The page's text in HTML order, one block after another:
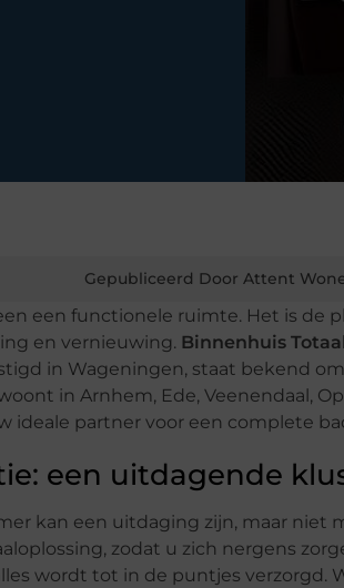
Gepubliceerd Door Attent
een functionele ruimte. Het is de
en vernieuwing. Binnenhuis
in Wageningen, staat bekend
in Arnhem, Ede, Veenendaal,
ideale partner voor een complete
een uitdagende
kan een uitdaging zijn, maar niet
zodat u zich nergens
wordt tot in de puntjes verzorgd.